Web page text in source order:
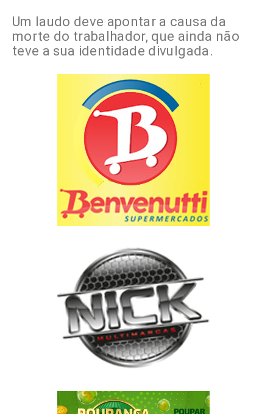
Um laudo deve apontar a causa da
morte do trabalhador, que ainda não
teve a sua identidade divulgada.